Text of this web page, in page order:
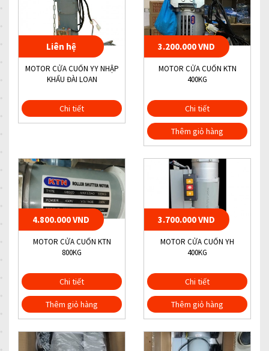
Liên hệ
MOTOR CỬA CUỐN YY NHẬP
KHẨU ĐÀI LOAN
Chi tiết
3.200.000 VND
MOTOR CỬA CUỐN KTN
400KG
Chi tiết
Thêm giỏ hàng
4.800.000 VND
MOTOR CỬA CUỐN KTN
800KG
Chi tiết
Thêm giỏ hàng
3.700.000 VND
MOTOR CỬA CUỐN YH
400KG
Chi tiết
Thêm giỏ hàng